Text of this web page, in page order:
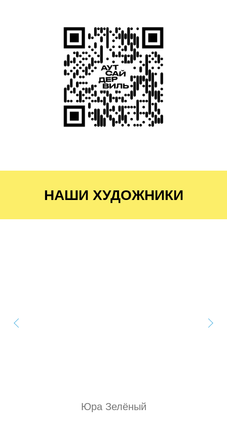
НАШИ ХУДОЖНИКИ
Юра Зелёный